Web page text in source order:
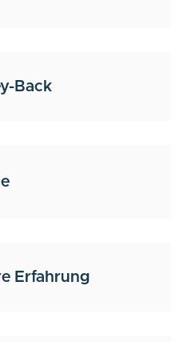
Back
Erfahrung